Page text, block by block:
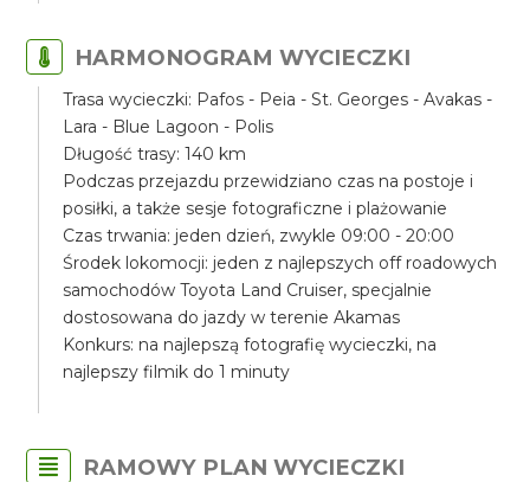
HARMONOGRAM WYCIECZKI
Trasa wycieczki: Pafos - Peia - St. Georges - Avakas -
Lara - Blue Lagoon - Polis
Długość trasy: 140 km
Podczas przejazdu przewidziano czas na postoje i
posiłki, a także sesje fotograficzne i plażowanie
Czas trwania: jeden dzień, zwykle 09:00 - 20:00
Środek lokomocji: jeden z najlepszych off roadowych
samochodów Toyota Land Cruiser, specjalnie
dostosowana do jazdy w terenie Akamas
Konkurs: na najlepszą fotografię wycieczki, na
najlepszy filmik do 1 minuty
RAMOWY PLAN WYCIECZKI